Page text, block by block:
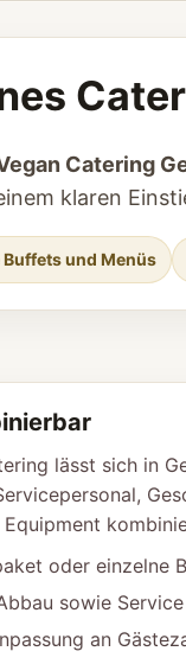
Catering
klaren
und Menüs
lässt sich in
Equipment
oder einzelne
sowie
an